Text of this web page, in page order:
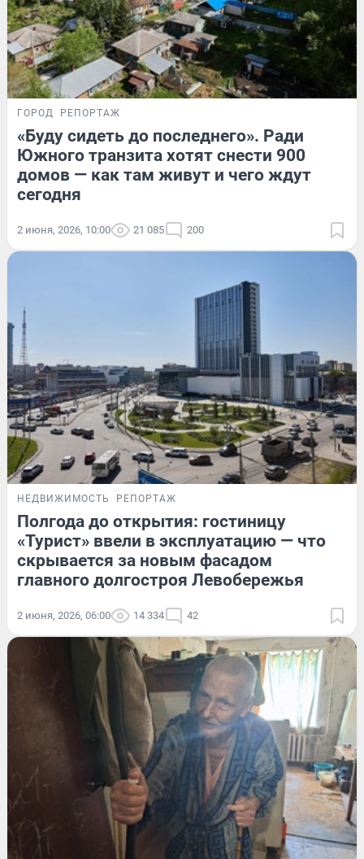
ГОРОД РЕПОРТАЖ
«Буду сидеть до последнего». Ради
Южного транзита хотят снести 900
домов — как там живут и чего ждут
сегодня
2 июня, 2026, 10:00 21 085 200
НЕДВИЖИМОСТЬ РЕПОРТАЖ
Полгода до открытия: гостиницу
«Турист» ввели в эксплуатацию — что
скрывается за новым фасадом
главного долгостроя Левобережья
2 июня, 2026, 06:00 14 334 42